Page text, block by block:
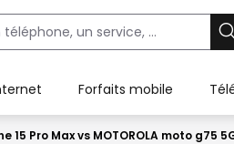
Forfaits mobile
15 Pro Max vs MOTOROLA moto g75